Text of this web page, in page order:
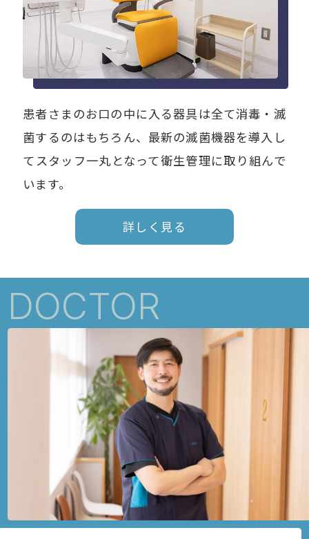
患者さまのお口の中に入る器具は全て消毒・滅
菌するのはもちろん、最新の滅菌機器を導入し
てスタッフ一丸となって衛生管理に取り組んで
います。
詳しく見る
DOCTOR